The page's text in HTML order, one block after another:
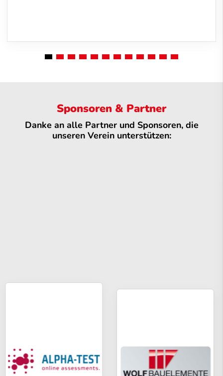
Sponsoren & Partner
Danke an alle Partner und Sponsoren, die
unseren Verein unterstützen: